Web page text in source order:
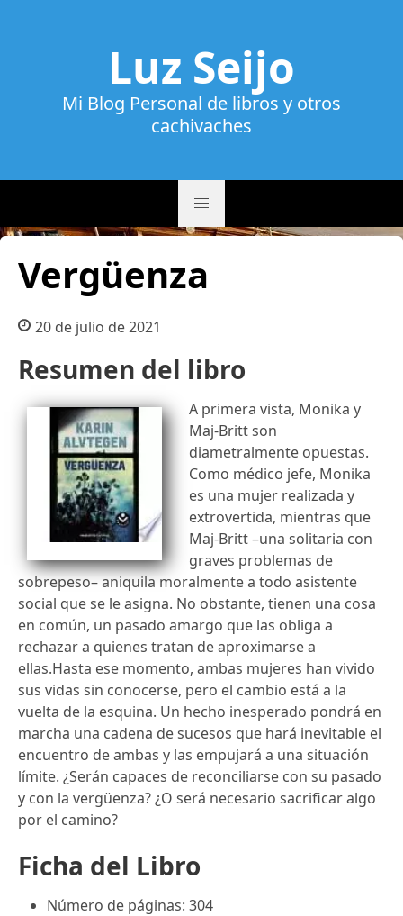
Luz Seijo
Mi Blog Personal de libros y otros
cachivaches
Vergüenza
20 de julio de 2021
Resumen del libro
A primera vista, Monika y
Maj-Britt son
diametralmente opuestas.
Como médico jefe, Monika
es una mujer realizada y
extrovertida, mientras que
Maj-Britt –una solitaria con
graves problemas de
sobrepeso– aniquila moralmente a todo asistente
social que se le asigna. No obstante, tienen una cosa
en común, un pasado amargo que las obliga a
rechazar a quienes tratan de aproximarse a
ellas.Hasta ese momento, ambas mujeres han vivido
sus vidas sin conocerse, pero el cambio está a la
vuelta de la esquina. Un hecho inesperado pondrá en
marcha una cadena de sucesos que hará inevitable el
encuentro de ambas y las empujará a una situación
límite. ¿Serán capaces de reconciliarse con su pasado
y con la vergüenza? ¿O será necesario sacrificar algo
por el camino?
Ficha del Libro
Número de páginas: 304